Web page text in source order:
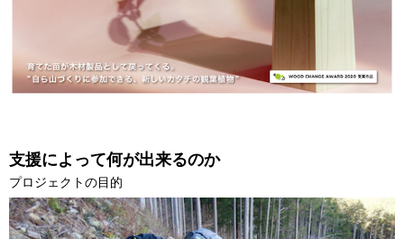
支援によって何が出来るのか
プロジェクトの目的